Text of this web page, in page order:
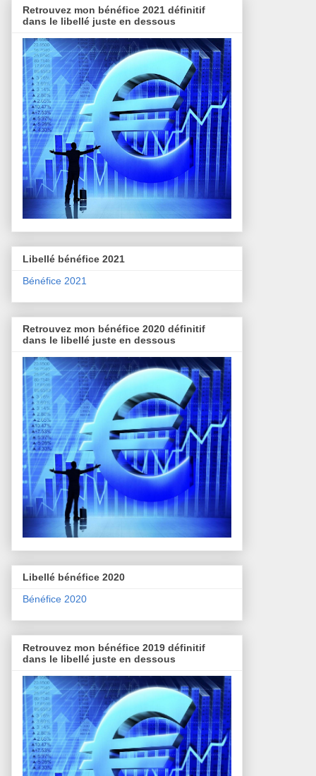
Retrouvez mon bénéfice 2021 définitif
dans le libellé juste en dessous
Libellé bénéfice 2021
Bénéfice 2021
Retrouvez mon bénéfice 2020 définitif
dans le libellé juste en dessous
Libellé bénéfice 2020
Bénéfice 2020
Retrouvez mon bénéfice 2019 définitif
dans le libellé juste en dessous